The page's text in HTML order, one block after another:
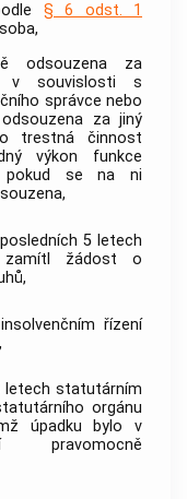
§ 6 odst. 1
odsouzena za
v souvislosti s
správce nebo
za jiný
trestná činnost
výkon funkce
se na ni
5 letech
zamítl žádost o
insolvenčním řízení
letech statutárním
orgánu
úpadku bylo v
pravomocně